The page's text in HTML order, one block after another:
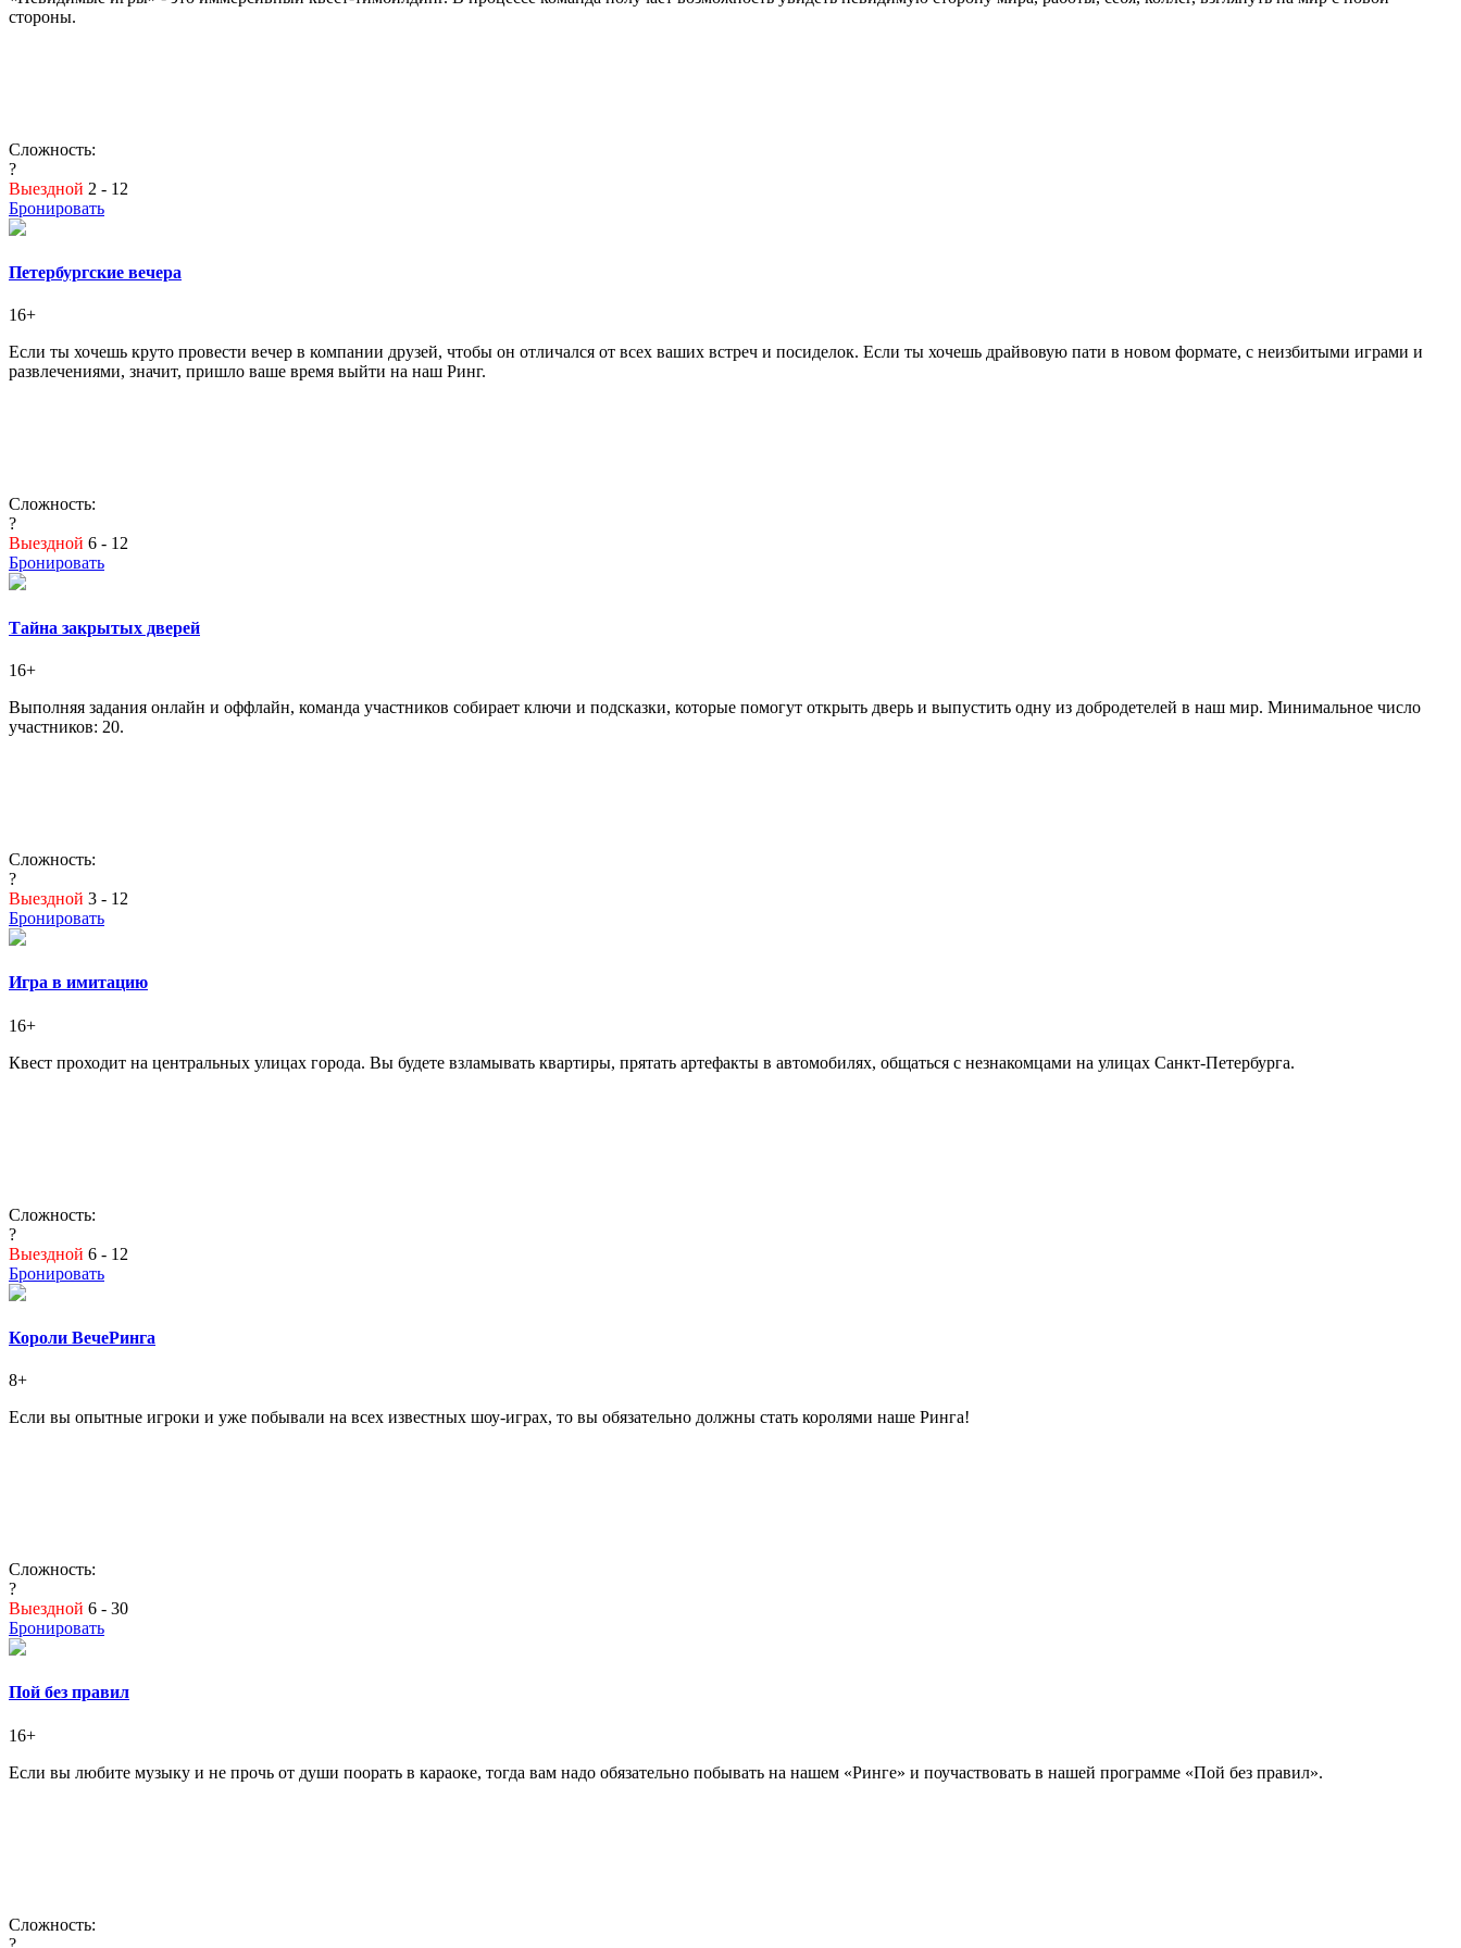
стороны.
Сложность:
?
Выездной 2 - 12
Бронировать
Петербургские вечера
16+
Если ты хочешь круто провести вечер в компании друзей, чтобы он отличался от всех ваших встреч и посиделок. Если ты хочешь драйвовую пати в новом формате, с неизбитыми играми и
развлечениями, значит, пришло ваше время выйти на наш Ринг.
Сложность:
?
Выездной 6 - 12
Бронировать
Тайна закрытых дверей
16+
Выполняя задания онлайн и оффлайн, команда участников собирает ключи и подсказки, которые помогут открыть дверь и выпустить одну из добродетелей в наш мир. Минимальное число
участников: 20.
Сложность:
?
Выездной 3 - 12
Бронировать
Игра в имитацию
16+
Квест проходит на центральных улицах города. Вы будете взламывать квартиры, прятать артефакты в автомобилях, общаться с незнакомцами на улицах Санкт-Петербурга.
Сложность:
?
Выездной 6 - 12
Бронировать
Короли ВечеРинга
8+
Если вы опытные игроки и уже побывали на всех известных шоу-играх, то вы обязательно должны стать королями наше Ринга!
Сложность:
?
Выездной 6 - 30
Бронировать
Пой без правил
16+
Если вы любите музыку и не прочь от души поорать в караоке, тогда вам надо обязательно побывать на нашем «Ринге» и поучаствовать в нашей программе «Пой без правил».
Сложность:
?